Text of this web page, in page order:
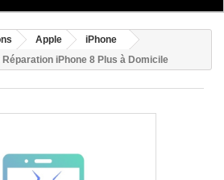
INFORMATIQUE À DISTANCE
Apple
iPhone
Réparation iPhone 8 Plus à Domicile